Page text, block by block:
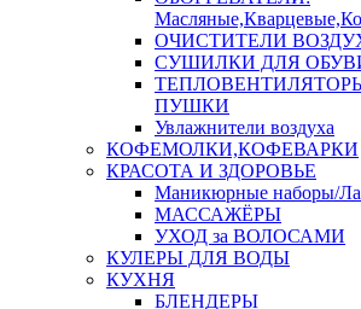
ОЧИСТИТЕЛИ
СУШИЛКИ ДЛЯ
ПУШКИ
Увлажнители воздуха
КОФЕМОЛКИ,КОФЕВАРКИ
КРАСОТА И ЗДОРОВЬЕ
Маникюрные наборы/
МАССАЖЁРЫ
УХОД за ВОЛОСАМИ
КУЛЕРЫ ДЛЯ ВОДЫ
КУХНЯ
БЛЕНДЕРЫ